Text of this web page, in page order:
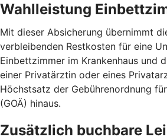
Wahlleistung
Mit dieser Absicherung übernimmt
verbleibenden Restkosten für eine
Einbettzimmer im Krankenhaus und
einer Privatärztin oder eines
Höchstsatz der Gebührenordnung
(GOÄ) hinaus.
Zusätzlich buchbare